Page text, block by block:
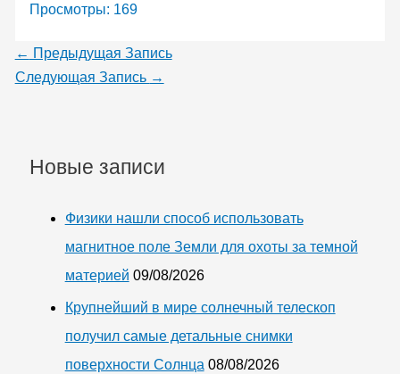
Просмотры: 169
← Предыдущая Запись
Следующая Запись →
Новые записи
Физики нашли способ использовать
магнитное поле Земли для охоты за темной
материей 09/08/2026
Крупнейший в мире солнечный телескоп
получил самые детальные снимки
поверхности Солнца 08/08/2026